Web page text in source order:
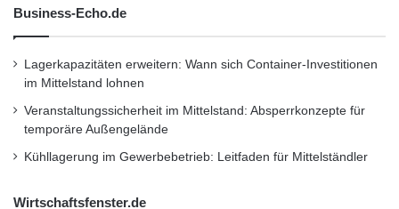
Business-Echo.de
Lagerkapazitäten erweitern: Wann sich Container-Investitionen
im Mittelstand lohnen
Veranstaltungssicherheit im Mittelstand: Absperrkonzepte für
temporäre Außengelände
Kühllagerung im Gewerbebetrieb: Leitfaden für Mittelständler
Wirtschaftsfenster.de